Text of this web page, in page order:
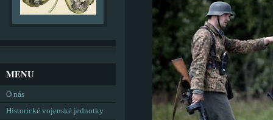
MENU
O nás
Historické vojenské jednotky